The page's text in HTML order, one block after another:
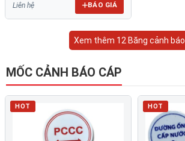
Liên hệ BÁO GIÁ
Xem thêm 12 Băng cảnh báo
MỐC CẢNH BÁO CÁP
HOT HOT